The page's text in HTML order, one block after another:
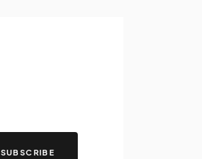
SUBSCRIBE